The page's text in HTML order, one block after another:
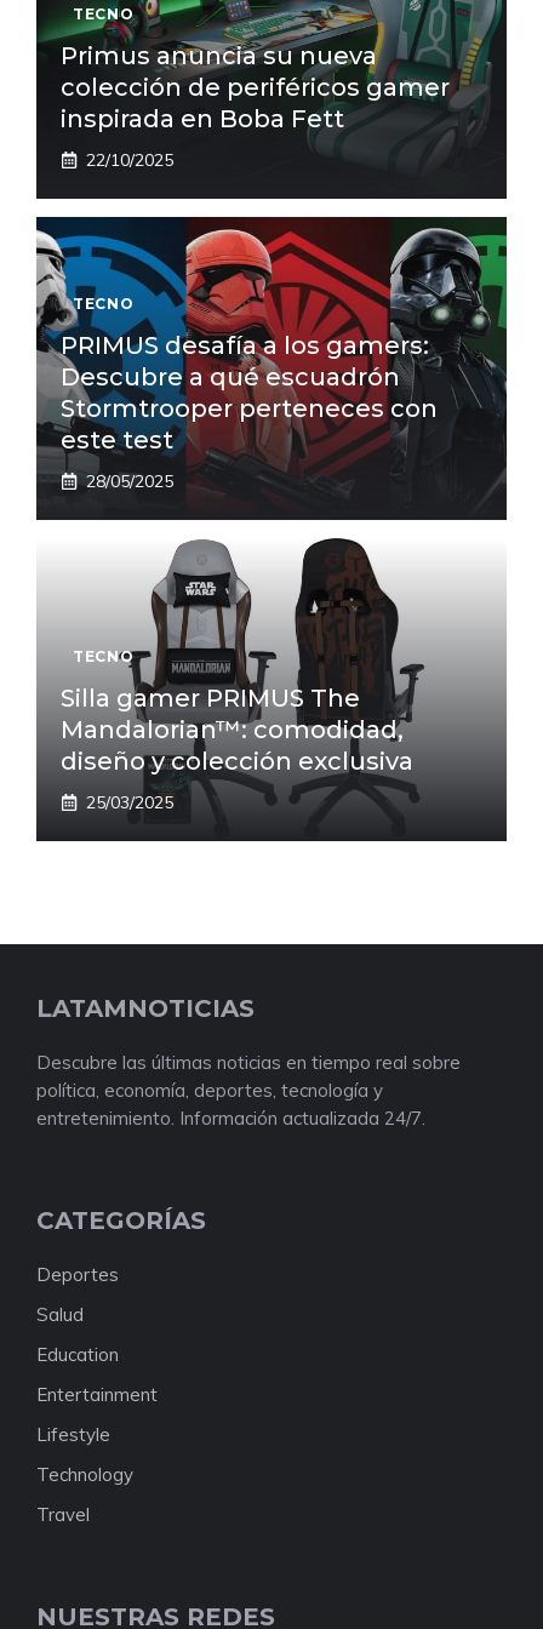
TECNO
Primus anuncia su nueva
colección de periféricos gamer
inspirada en Boba Fett
22/10/2025
TECNO
PRIMUS desafía a los gamers:
Descubre a qué escuadrón
Stormtrooper perteneces con
este test
28/05/2025
TECNO
Silla gamer PRIMUS The
Mandalorian™: comodidad,
diseño y colección exclusiva
25/03/2025
LATAMNOTICIAS
Descubre las últimas noticias en tiempo real sobre
política, economía, deportes, tecnología y
entretenimiento. Información actualizada 24/7.
CATEGORÍAS
Deportes
Salud
Education
Entertainment
Lifestyle
Technology
Travel
NUESTRAS REDES